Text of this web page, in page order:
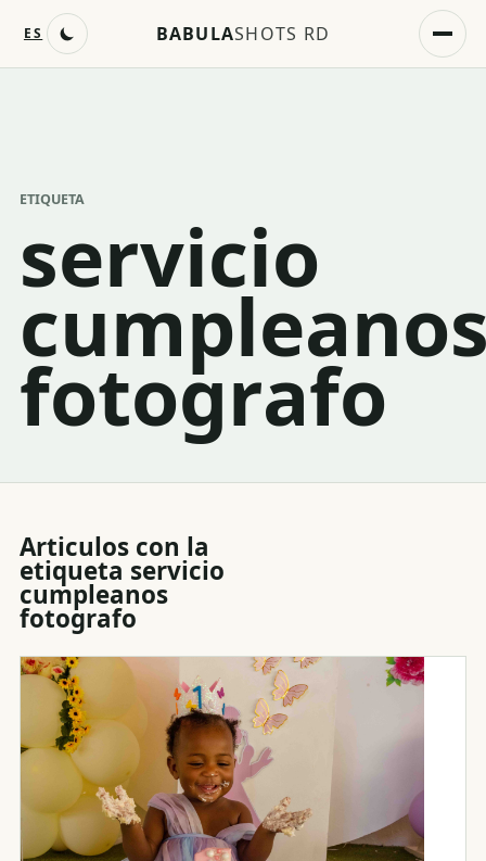
ES BABULASHOTS RD
ETIQUETA
servicio
fotografo
Articulos con la
etiqueta servicio
cumpleanos
fotografo